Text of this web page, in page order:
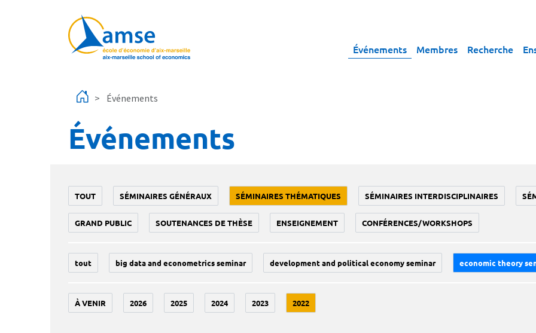
Événements Membres Recherche
Événements
Événements
TOUT SÉMINAIRES GÉNÉRAUX SÉMINAIRES THÉMATIQUES SÉMINAIRES INTERDISCIPLINAIRES
GRAND PUBLIC SOUTENANCES DE THÈSE ENSEIGNEMENT CONFÉRENCES/WORKSHOPS
tout big data and econometrics seminar development and political economy seminar economic theory
À VENIR 2026 2025 2024 2023 2022